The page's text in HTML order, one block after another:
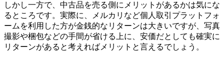
しかし一方で、中古品を売る側にメリットがあるかは気にな
るところです。実際に、メルカリなど個人取引プラットフォ
ームを利用した方が金銭的なリターンは大きいですが、写真
撮影や梱包などの手間が省ける上に、安価だとしても確実に
リターンがあると考えればメリットと言えるでしょう。